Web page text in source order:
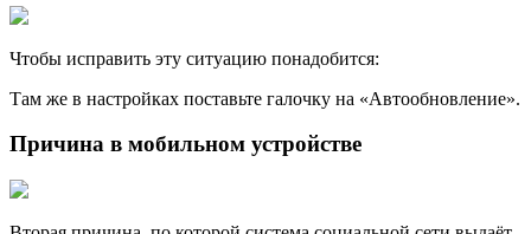
Чтобы исправить эту ситуацию понадобится:
Там же в настройках поставьте галочку на «Автообновление».
Причина в мобильном устройстве